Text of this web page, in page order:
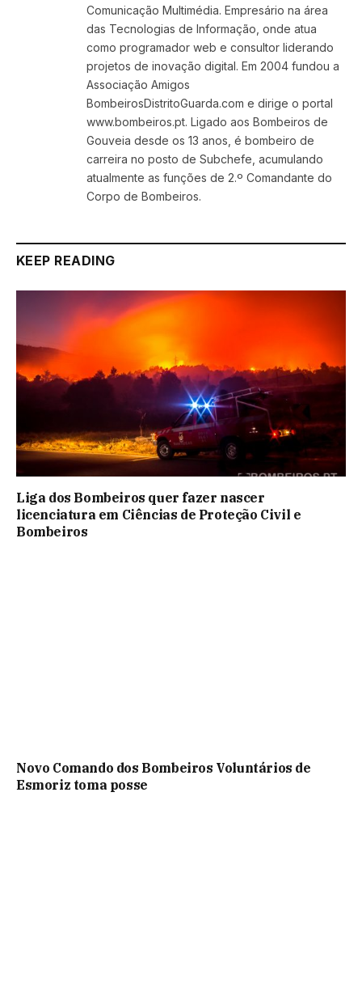
Comunicação Multimédia. Empresário na área
das Tecnologias de Informação, onde atua
como programador web e consultor liderando
projetos de inovação digital. Em 2004 fundou a
Associação Amigos
BombeirosDistritoGuarda.com e dirige o portal
www.bombeiros.pt. Ligado aos Bombeiros de
Gouveia desde os 13 anos, é bombeiro de
carreira no posto de Subchefe, acumulando
atualmente as funções de 2.º Comandante do
Corpo de Bombeiros.
KEEP READING
Liga dos Bombeiros quer fazer nascer
licenciatura em Ciências de Proteção Civil e
Bombeiros
Novo Comando dos Bombeiros Voluntários de
Esmoriz toma posse